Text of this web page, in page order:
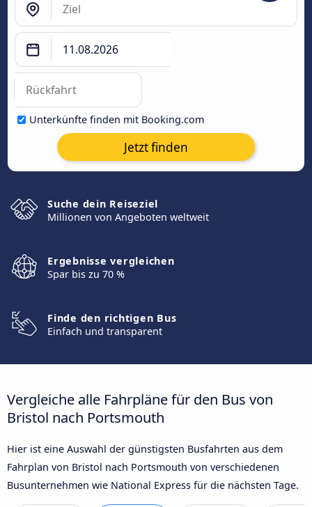
Unterkünfte finden mit Booking.com
Jetzt finden
Suche dein Reiseziel
Millionen von Angeboten weltweit
Ergebnisse vergleichen
Spar bis zu 70 %
Finde den richtigen Bus
Einfach und transparent
Vergleiche alle Fahrpläne für den Bus von
Bristol nach Portsmouth
Hier ist eine Auswahl der günstigsten Busfahrten aus dem
Fahrplan von Bristol nach Portsmouth von verschiedenen
Busunternehmen wie National Express für die nächsten Tage.